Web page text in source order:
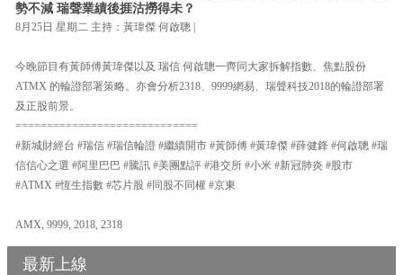
勢不減 瑞聲業績後捱沽撈得未？
8月25日 星期二 主持：黃瑋傑 何啟聰 |
今晚節目有黃師傅黃瑋傑以及 瑞信 何啟聰一齊同大家拆解指數、焦點股份
ATMX 的輪證部署策略。亦會分析2318、9999網易、瑞聲科技2018的輪證部署
及正股前景。
=============================
#新城財經台 #瑞信 #瑞信輪證 #繼續開市 #黃師傅 #黃瑋傑 #薛健鋒 #何啟聰 #瑞
信信心之選 #阿里巴巴 #騰訊 #美團點評 #港交所 #小米 #新冠肺炎 #股市
#ATMX #恆生指數 #芯片股 #同股不同權 #京東
AMX, 9999, 2018, 2318
最新上線